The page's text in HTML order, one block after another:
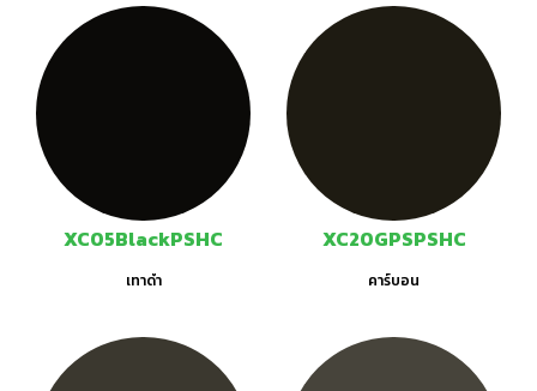
XC05BlackPSHC
เทาดำ
XC20GPSPSHC
คาร์บอน